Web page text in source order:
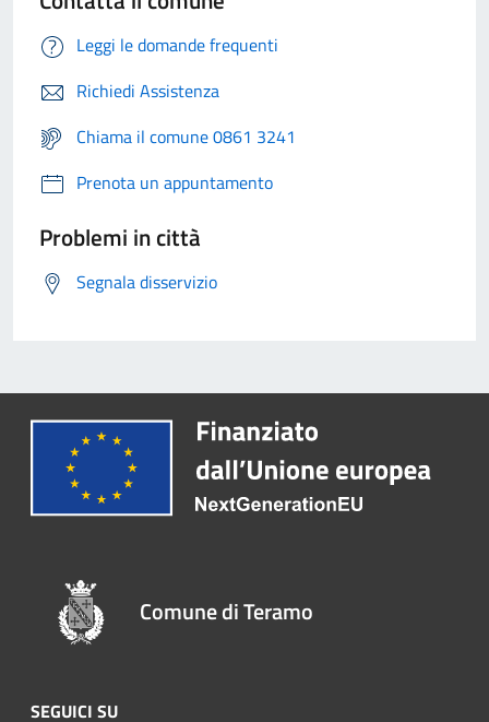
Leggi le domande frequenti
Richiedi Assistenza
Chiama il comune 0861 3241
Prenota un appuntamento
Problemi in città
Segnala disservizio
Comune di Teramo
SEGUICI SU